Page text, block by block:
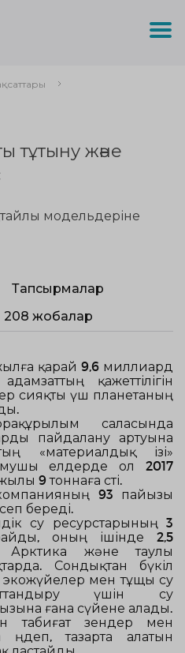
тұтыну және
модельдеріне
Тапсырмалар
208 жобалар
қарай 9,6 миллиард
қажеттілігін
сияқты үш планетаның
саласында
пайдалану артуына
«материалдық ізі»
елдерде ол 2017
9 тоннаға өсті.
93 пайызы
береді.
су ресурстарының 3
оның ішінде 2,5
Арктика және таулы
Сондықтан бүкіл
экожүйелер мен тұщы су
үшін су
ғана сүйене алады.
табиғат өзендер мен
тазарта алатын